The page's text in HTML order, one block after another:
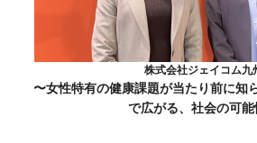
株式会社ジェイコム九
〜女性特有の健康課題が当たり前に知
で広がる、社会の可能